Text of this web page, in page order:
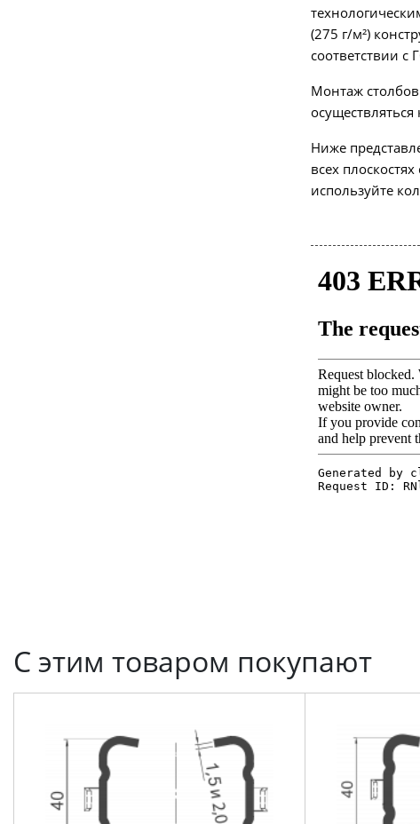
(275 г/м²)
соответствии
Монтаж
Ниже
всех
используйте
С этим товаром покупают